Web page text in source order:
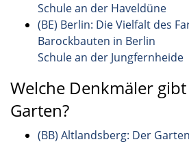
Schule an der Haveldüne
(BE) Berlin: Die Vielfalt des
Barockbauten in Berlin
Schule an der Jungfernheide
Welche Denkmäler
Garten?
(BB) Altlandsberg: Der